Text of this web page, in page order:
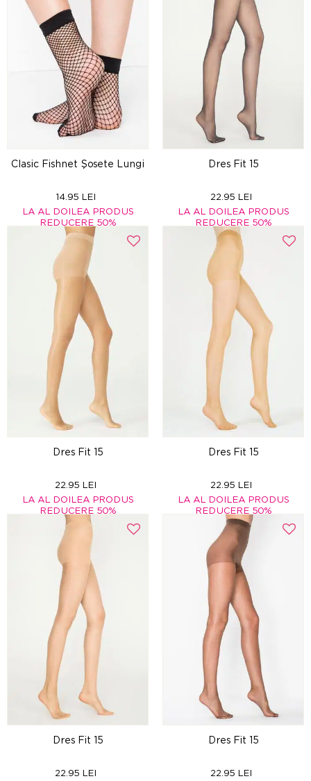
Clasic Fishnet Şosete Lungi
14.95 LEI
LA AL DOILEA PRODUS
REDUCERE 50%
Dres Fit 15
22.95 LEI
LA AL DOILEA PRODUS
REDUCERE 50%
Dres Fit 15
22.95 LEI
LA AL DOILEA PRODUS
REDUCERE 50%
Dres Fit 15
22.95 LEI
LA AL DOILEA PRODUS
REDUCERE 50%
Dres Fit 15
22.95 LEI
Dres Fit 15
22.95 LEI